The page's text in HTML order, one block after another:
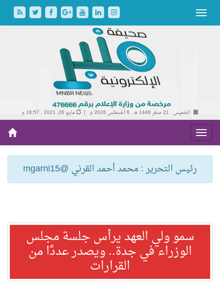
الخميس , 21 صفر 1448 هـ , 6 أغسطس 2026 م | مايو 26, 2021 , 18:57 م
رئيس التحرير : محمد أحمد القرني @mgarni15
سمو ولي العهد يرأس جلسة مجلس
الوزراء في جدة.. ويصدر عددًا من
القرارات